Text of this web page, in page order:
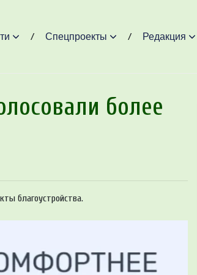
Спецпроекты Редакция
более
благоустройства.